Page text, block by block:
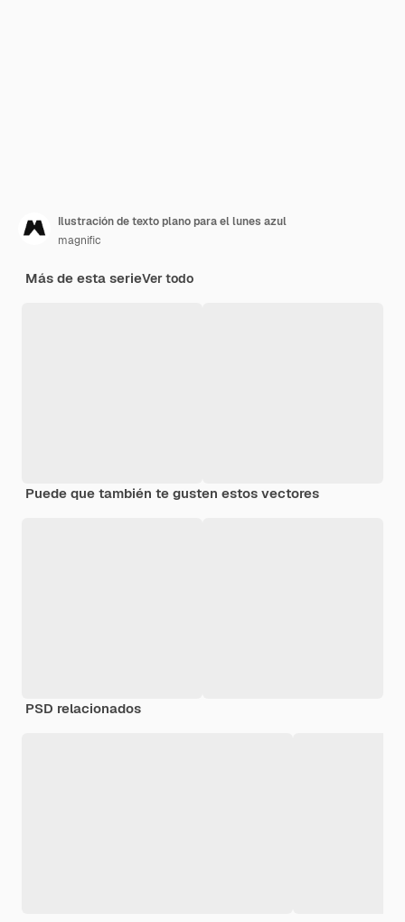
Ilustración de texto plano para el lunes azul
magnific
Más de esta serieVer todo
Puede que también te gusten estos vectores
PSD relacionados